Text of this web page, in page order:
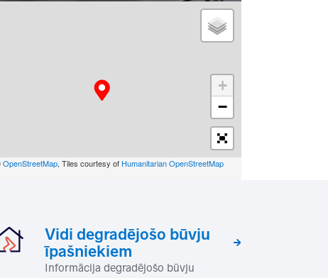
+
−
OpenStreetMap, Tiles courtesy of Humanitarian OpenStreetMap
Vidi degradējošo būvju
īpašniekiem
Informācija degradējošo būvju